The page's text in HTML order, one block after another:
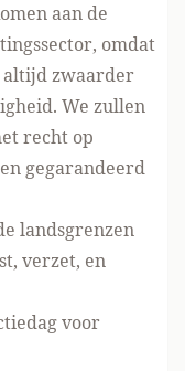
aan de
omdat
altijd zwaarder
We zullen
recht op
gegarandeerd
landsgrenzen
verzet, en
voor